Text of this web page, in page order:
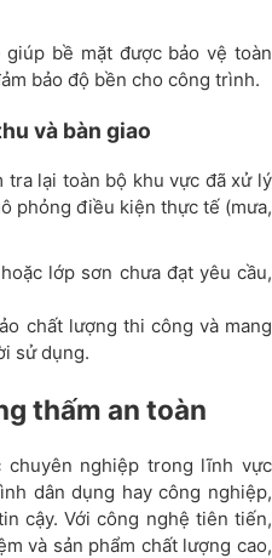
bề mặt được bảo vệ toàn
bảo độ bền cho công trình.
và bàn giao
tra lại toàn bộ khu vực đã xử lý
phỏng điều kiện thực tế (mưa,
lớp sơn chưa đạt yêu cầu,
chất lượng thi công và mang
sử dụng.
thấm an toàn
chuyên nghiệp trong lĩnh vực
dân dụng hay công nghiệp,
cậy. Với công nghệ tiên tiến,
và sản phẩm chất lượng cao,